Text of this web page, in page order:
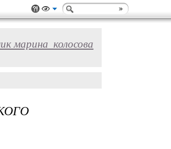
марина_колосова